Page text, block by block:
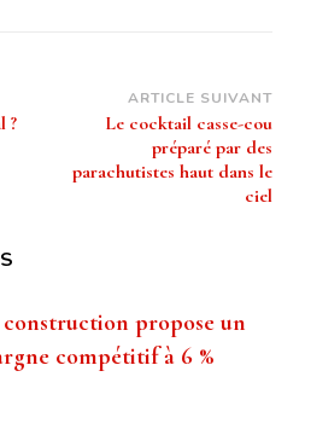
?
ARTICLE SUIVANT
Le cocktail casse-cou
préparé par des
parachutistes haut dans le
ciel
propose un
compétitif à 6 %